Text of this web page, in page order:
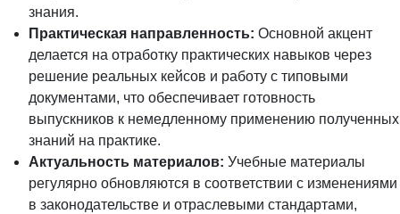
знания.
Практическая направленность: Основной акцент
делается на отработку практических навыков через
решение реальных кейсов и работу с типовыми
документами, что обеспечивает готовность
выпускников к немедленному применению полученных
знаний на практике.
Актуальность материалов: Учебные материалы
регулярно обновляются в соответствии с изменениями
в законодательстве и отраслевыми стандартами,